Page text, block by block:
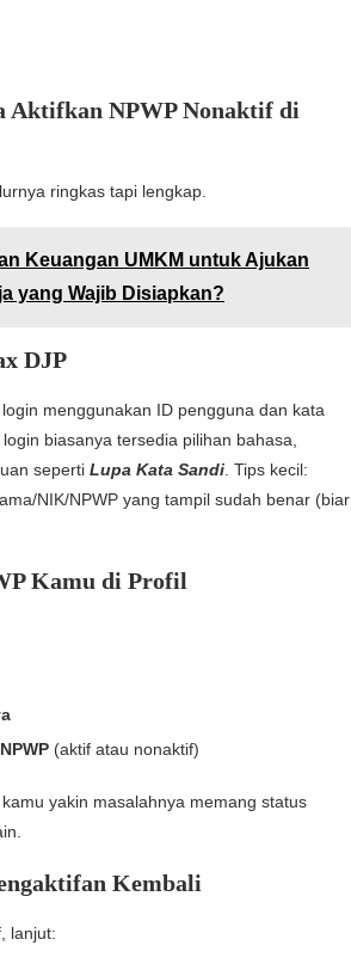
Aktifkan NPWP Nonaktif di
ringkas tapi lengkap.
Keuangan UMKM untuk Ajukan
yang Wajib Disiapkan?
DJP
login menggunakan ID pengguna dan kata
biasanya tersedia pilihan bahasa,
seperti Lupa Kata Sandi . Tips kecil:
NIK/NPWP yang tampil sudah benar (biar
Kamu di Profil
(aktif atau nonaktif)
yakin masalahnya memang status
Kembali
lanjut: